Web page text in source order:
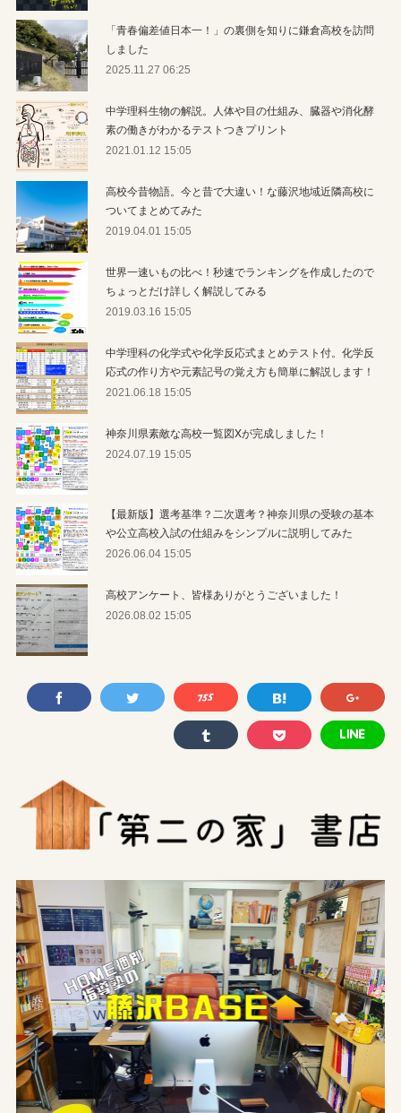
「青春偏差値日本一！」の裏側を知りに鎌倉高校を訪問
しました
2025.11.27 06:25
中学理科生物の解説。人体や目の仕組み、臓器や消化酵
素の働きがわかるテストつきプリント
2021.01.12 15:05
高校今昔物語。今と昔で大違い！な藤沢地域近隣高校に
ついてまとめてみた
2019.04.01 15:05
世界一速いもの比べ！秒速でランキングを作成したので
ちょっとだけ詳しく解説してみる
2019.03.16 15:05
中学理科の化学式や化学反応式まとめテスト付。化学反
応式の作り方や元素記号の覚え方も簡単に解説します！
2021.06.18 15:05
神奈川県素敵な高校一覧図Xが完成しました！
2024.07.19 15:05
【最新版】選考基準？二次選考？神奈川県の受験の基本
や公立高校入試の仕組みをシンプルに説明してみた
2026.06.04 15:05
高校アンケート、皆様ありがとうございました！
2026.08.02 15:05